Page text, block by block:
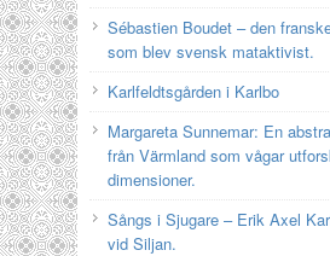
Sébastien Boudet – den
som blev svensk mataktivist.
Karlfeldtsgården i Karlbo
Margareta Sunnemar: En
från Värmland som vågar
dimensioner.
Sångs i Sjugare – Erik Axel
vid Siljan.